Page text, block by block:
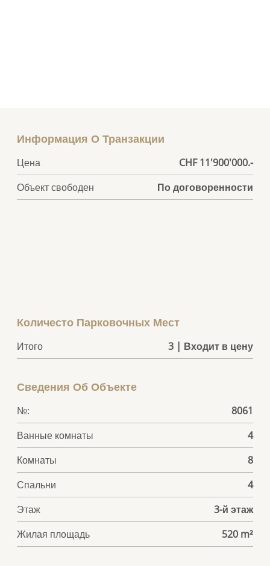
Информация О Транзакции
Цена
CHF 11'900'000.-
Объект свободен
По договоренности
Количесто Парковочных Мест
Итого 3 | Входит в цену
Сведения Об Объекте
№:
8061
Ванные комнаты
4
Комнаты
8
Спальни
4
Этаж
3-й этаж
Жилая площадь
520 m²